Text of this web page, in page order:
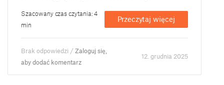
Szacowany czas czytania: 4
min
Przeczytaj więcej
Brak odpowiedzi /Zaloguj się,
aby dodać komentarz
12. grudnia 2025